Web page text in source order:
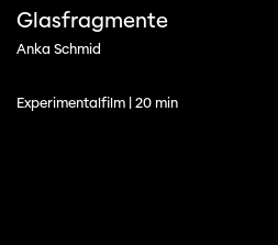
Glasfragmente
Anka Schmid
Experimentalfilm | 20 min